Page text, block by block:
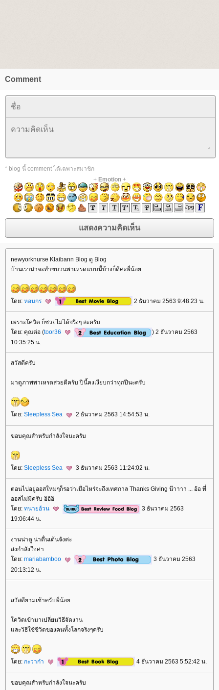
Comment
* blog นี้ comment ได้เฉพาะสมาชิก
+ Emotion+
newyorknurse Klaibann Blog ดู Blog
บ้านเราน่าจะทำขบวนพาเหรดแบบนี้บ้างก็ดีค่ะพี่น้อ
ดย: หอมกร 2 ธันวาคม 2563 9:48:23 น.
เพราะโควิด ก็ช่วยไม่ได้จริงๆ ล่ะครับ
ดย: คุณต่อ (toor36
) 2 ธันวาคม 2563
10:35:25 น.
สวัสดีครับ
มาดูภาพพาเหรดสวยดีครับ ปีนี้คงเงียบกว่าทุกปีนะครับ
ดย: Sleepless Sea 2 ธันวาคม 2563 14:54:53 น.
ขอบคุณสำหรับกำลังใจนะครับ
ดย: Sleepless Sea 3 ธันวาคม 2563 11:24:02 น.
ตอนไปอยู่ออสใหม่ๆก็รอว่าเมื่อไหร่จะถึงเทศกาล Thanks Giving น๊าาาา ... อ้อ ที่
ออสไม่มีครับ อิอิอิ
ดย: ทนายอ้วน
3 ธันวาคม 2563
19:06:44 น.
งานน่าดู น่าตื่นเต้นจังค่ะ
ส่งกำลังใจค่า
ดย: mariabamboo
3 ธันวาคม 2563
20:13:12 น.
สวัสดียามเช้าครับพี่น้อ
ควิดเข้ามาเปลี่ยนวิธีจัดงาน
ละวิธีใช้ชีวิตของคนทั้งโลกจริงๆครับ
ดย: กะว่าก๋า 4 ธันวาคม 2563 5:52:42 น.
ขอบคุณสำหรับกำลังใจนะครับ